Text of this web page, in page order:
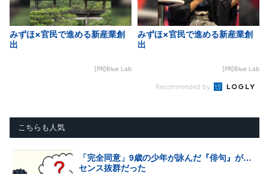
みずほ×官民で進める新産業創
出
[PR]Blue Lab
みずほ×官民で進める新産業創
出
[PR]Blue Lab
Recommended by
こちらも人気
「完全同意」9歳の少年が詠んだ『俳句』が…
センス抜群だった